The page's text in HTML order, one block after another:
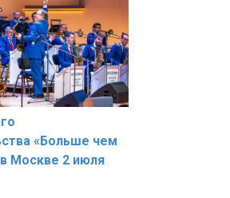
«Больше чем
Москве 2 июля